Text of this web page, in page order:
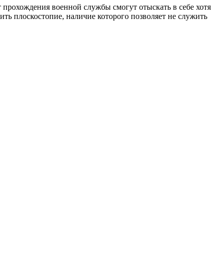
военной службы смогут отыскать в себе хотя
плоскостопие, наличие которого позволяет не служить